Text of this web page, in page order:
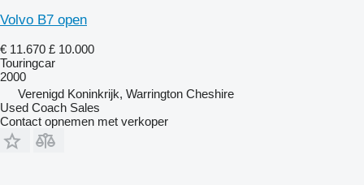
Volvo B7 open
€ 11.670 £ 10.000
Touringcar
2000
Verenigd Koninkrijk, Warrington Cheshire
Used Coach Sales
Contact opnemen met verkoper